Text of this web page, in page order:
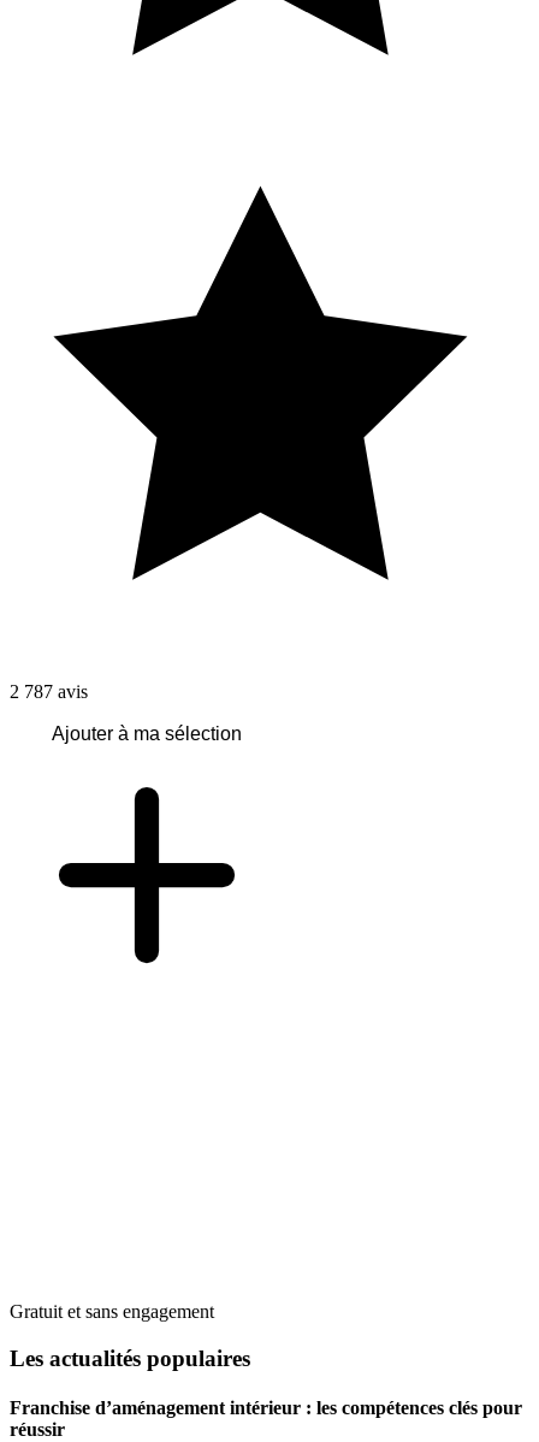
2 787 avis
Ajouter à ma sélection
Gratuit et sans engagement
Les actualités populaires
Franchise d’aménagement intérieur : les compétences clés pour
réussir